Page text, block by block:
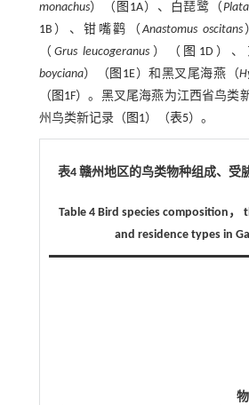
monachus）（ 图1A）、白琵鹭（
1B）、钳嘴鹳（Anastomus oscitans
（ Grus leucogeranus ）（ 图1D）
boyciana）（ 图1E）和黑叉尾海燕（
（ 图1F）。黑叉尾海燕为江西省鸟类
州鸟类新记录（ 图1）（表5）。
表4 赣州地区的鸟类物种组成、受
Table 4 Bird species composition，
and residence types in
物